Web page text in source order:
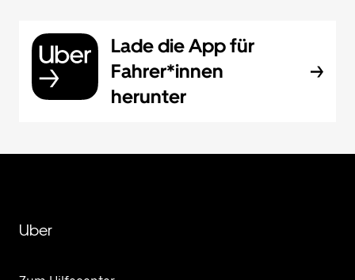
Lade die App für
Fahrer*innen
herunter
Uber